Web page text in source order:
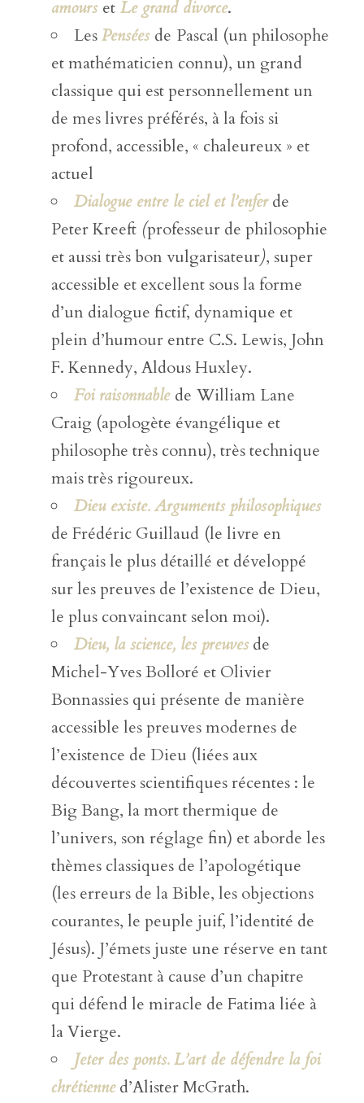
amours et Le grand divorce.
LesPensées de Pascal (un philosophe
et mathématicien connu), un grand
classique qui est personnellement un
de mes livres préférés, à la fois si
profond, accessible, « chaleureux » et
actuel
Dialogue entre le ciel et l’enferde
Peter Kreeft(professeur de philosophie
et aussi très bon vulgarisateur), super
accessible et excellent sous la forme
d’un dialogue fictif, dynamique et
plein d’humour entre C.S. Lewis, John
F. Kennedy, Aldous Huxley.
Foi raisonnable de William Lane
Craig (apologète évangélique et
philosophe très connu), très technique
mais très rigoureux.
Dieu existe. Arguments philosophiques
de Frédéric Guillaud (le livre en
français le plus détaillé et développé
sur les preuves de l’existence de Dieu,
le plus convaincant selon moi).
Dieu, la science, les preuvesde
Michel-Yves Bolloré et Olivier
Bonnassies qui présente de manière
accessible les preuves modernes de
l’existence de Dieu (liées aux
découvertes scientifiques récentes : le
Big Bang, la mort thermique de
l’univers, son réglage fin) et aborde les
thèmes classiques de l’apologétique
(les erreurs de la Bible, les objections
courantes, le peuple juif, l’identité de
Jésus). J’émets juste une réserve en tant
que Protestant à cause d’un chapitre
qui défend le miracle de Fatima liée à
la Vierge.
Jeter des ponts. L’art de défendre la foi
chrétienned’Alister McGrath.